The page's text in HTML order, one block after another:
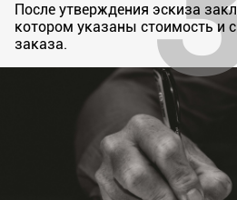
После утверждения эскиза
котором указаны стоимость и
заказа.